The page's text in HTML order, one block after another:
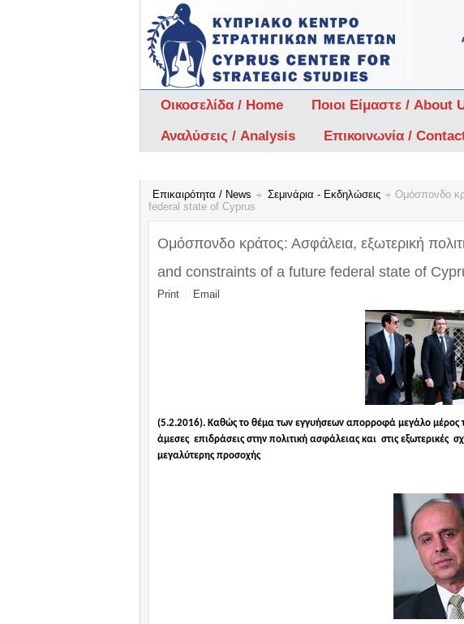
Οικοσελίδα / Home Ποιοι Είμαστε / About
Αναλύσεις / Analysis
Επικοινωνία /
Επικαιρότητα / News Σεμινάρια - Εκδηλώσεις
Ομόσπονδο
federal state of Cyprus
Ομόσπονδο κράτος: Ασφάλεια, εξωτερική
and constraints of a future federal state of
Print Email
(5.2.2016). Καθώς το θέμα των εγγυήσεων απορροφά μεγάλο μέρος
άμεσες επιδράσεις στην πολιτική ασφάλειας και στις εξωτερικές
μεγαλύτερης προσοχής